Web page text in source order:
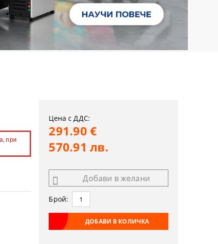
при
Цена с ДДС:
291.90 €
570.91 лв.
Добави в желани
Брой: